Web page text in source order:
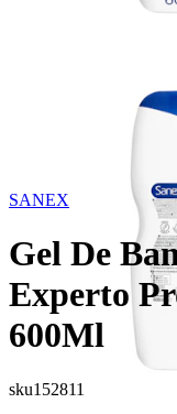
SANEX
Gel De
Experto
600Ml
sku152811